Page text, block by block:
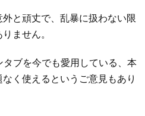
と頑丈で、乱暴に扱わない限
ません。
ブを今でも愛用している、本
く使えるというご意見もあり